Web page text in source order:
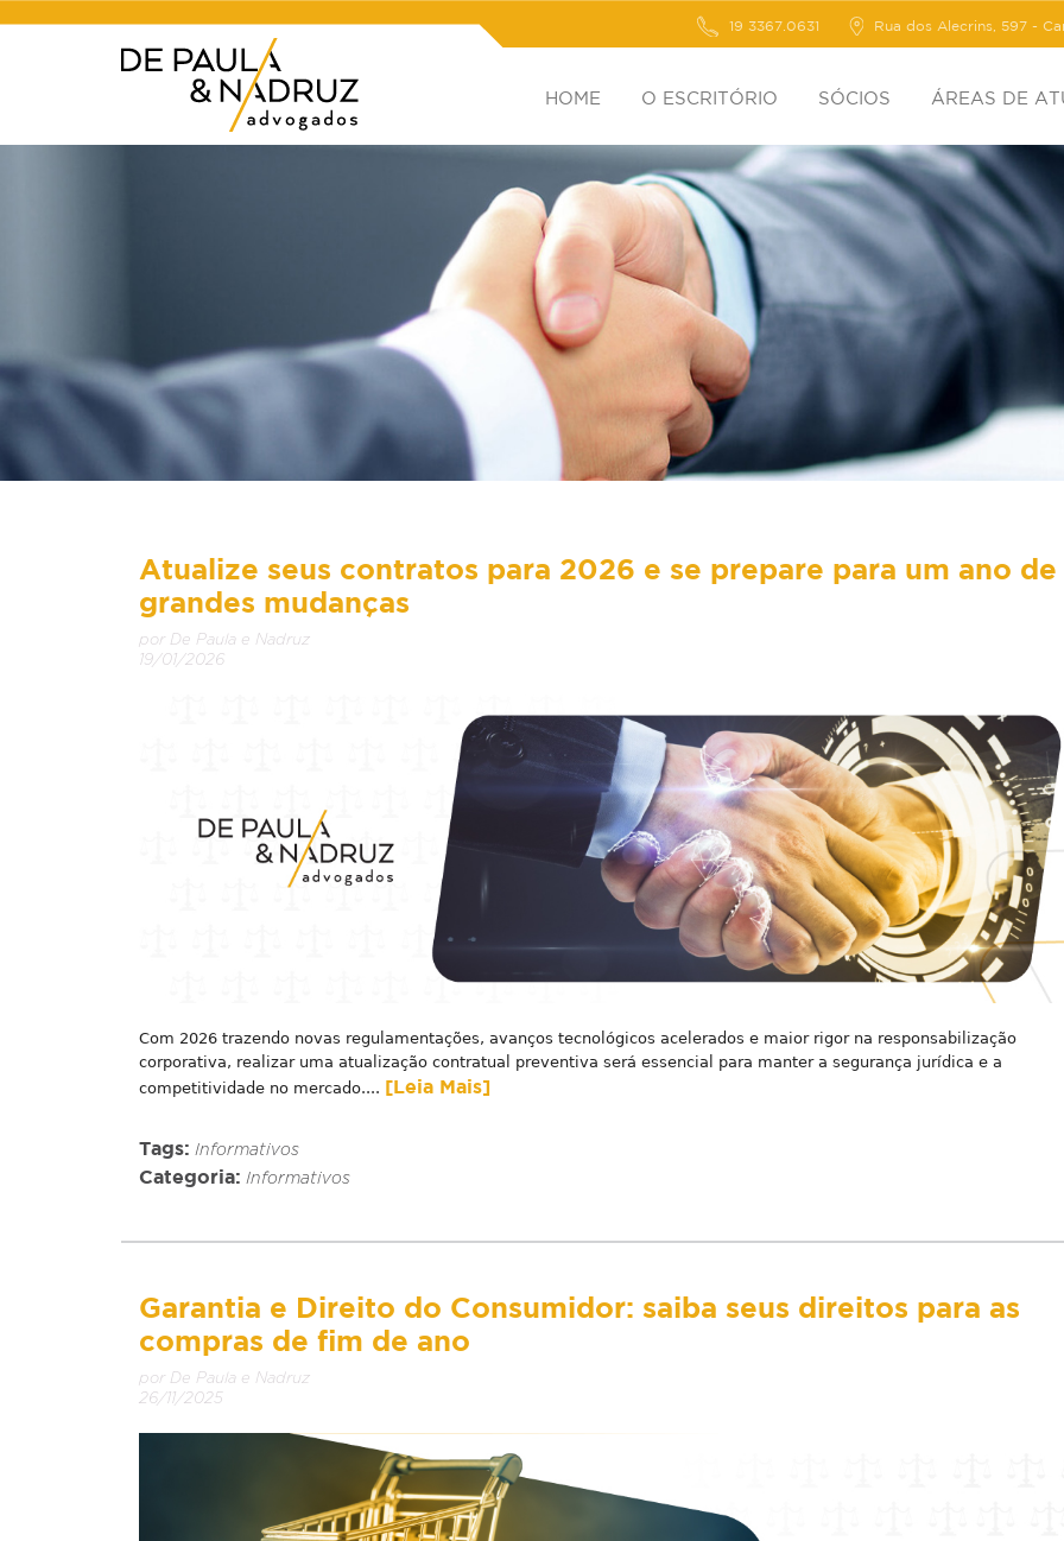
19 3367.0631 Rua dos Alecrins, 597 -
HOME O ESCRITÓRIO SÓCIOS ÁREAS DE
Atualize seus contratos para 2026 e se prepare para um ano de
grandes mudanças
por De Paula e Nadruz
19/01/2026
Com 2026 trazendo novas regulamentações, avanços tecnológicos acelerados e maior rigor na responsabilização
corporativa, realizar uma atualização contratual preventiva será essencial para manter a segurança jurídica e a
competitividade no mercado.... [Leia Mais]
Tags: Informativos
Categoria: Informativos
Garantia e Direito do Consumidor: saiba seus direitos para as
compras de fim de ano
por De Paula e Nadruz
26/11/2025